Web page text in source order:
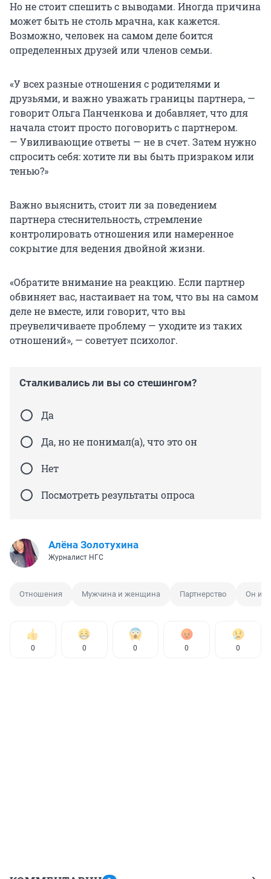
Но не стоит спешить с выводами. Иногда причина
может быть не столь мрачна, как кажется.
Возможно, человек на самом деле боится
определенных друзей или членов семьи.
«У всех разные отношения с родителями и
друзьями, и важно уважать границы партнера, —
говорит Ольга Панченкова и добавляет, что для
начала стоит просто поговорить с партнером.
— Увиливающие ответы — не в счет. Затем нужно
спросить себя: хотите ли вы быть призраком или
тенью?»
Важно выяснить, стоит ли за поведением
партнера стеснительность, стремление
контролировать отношения или намеренное
сокрытие для ведения двойной жизни.
«Обратите внимание на реакцию. Если партнер
обвиняет вас, настаивает на том, что вы на самом
деле не вместе, или говорит, что вы
преувеличиваете проблему — уходите из таких
отношений», — советует психолог.
Сталкивались ли вы со стешингом?
Да
Да, но не понимал(а), что это он
Нет
Посмотреть результаты опроса
Алёна Золотухина
Журналист НГС
Отношения Мужчина и женщина Партнерство Он и
0 0 0 0 0